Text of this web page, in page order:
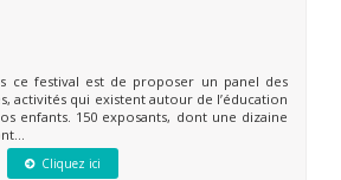
ce festival est de proposer un panel des
activités qui existent autour de l’éducation
enfants. 150 exposants, dont une dizaine
Cliquez ici